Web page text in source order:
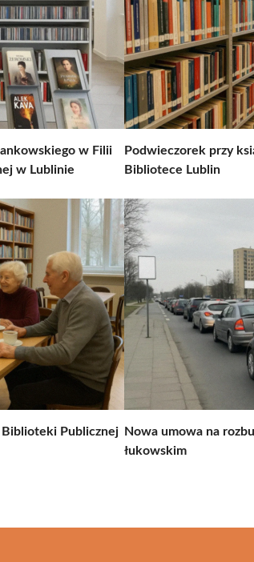
w Filii
w Lublinie
Podwieczorek przy
Bibliotece Lublin
Publicznej
Nowa umowa na
łukowskim